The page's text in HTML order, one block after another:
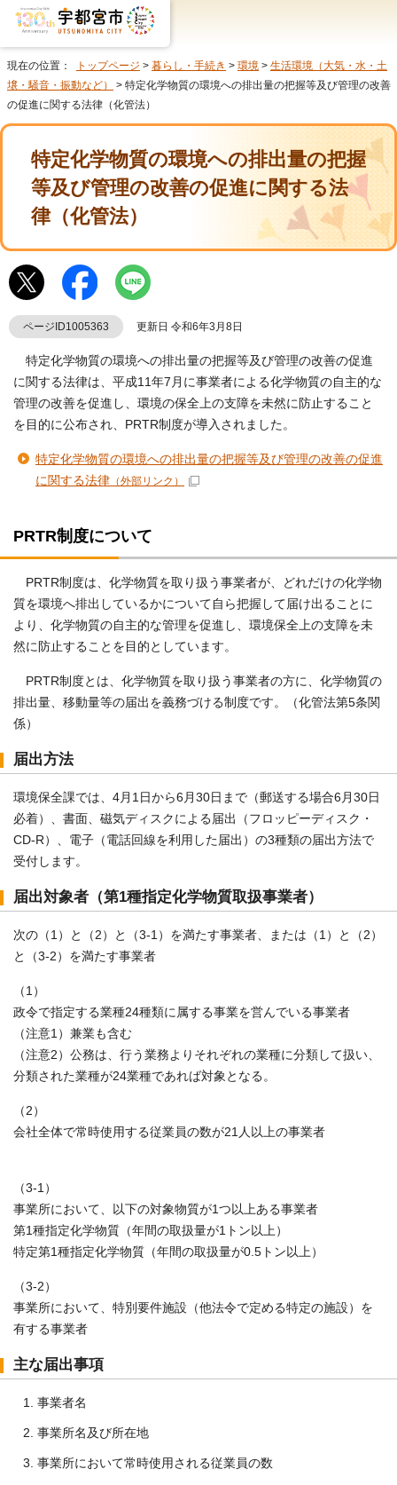
現在の位置： トップページ > 暮らし・手続き > 環境 > 生活環境（大気・水・土
壌・騒音・振動など）
> 特定化学物質の環境への排出量の把握等及び管理の改善
の促進に関する法律（化管法）
特定化学物質の環境への排出量の把握
等及び管理の改善の促進に関する法
律（化管法）
ページID1005363 更新日 令和6年3月8日
特定化学物質の環境への排出量の把握等及び管理の改善の促進
に関する法律は、平成11年7月に事業者による化学物質の自主的な
管理の改善を促進し、環境の保全上の支障を未然に防止すること
を目的に公布され、PRTR制度が導入されました。
特定化学物質の環境への排出量の把握等及び管理の改善の促進
に関する法律 （外部リンク）
PRTR制度について
PRTR制度は、化学物質を取り扱う事業者が、どれだけの化学物
質を環境へ排出しているかについて自ら把握して届け出ることに
より、化学物質の自主的な管理を促進し、環境保全上の支障を未
然に防止することを目的としています。
PRTR制度とは、化学物質を取り扱う事業者の方に、化学物質の
排出量、移動量等の届出を義務づける制度です。（化管法第5条関
係）
届出方法
環境保全課では、4月1日から6月30日まで（郵送する場合6月30日
必着）、書面、磁気ディスクによる届出（フロッピーディスク・
CD-R）、電子（電話回線を利用した届出）の3種類の届出方法で
受付します。
届出対象者（第1種指定化学物質取扱事業者）
次の（1）と（2）と（3-1）を満たす事業者、または（1）と（2）
と（3-2）を満たす事業者
（1）
政令で指定する業種24種類に属する事業を営んでいる事業者
（注意1）兼業も含む
（注意2）公務は、行う業務よりそれぞれの業種に分類して扱い、
分類された業種が24業種であれば対象となる。
（2）
会社全体で常時使用する従業員の数が21人以上の事業者
（3-1）
事業所において、以下の対象物質が1つ以上ある事業者
第1種指定化学物質（年間の取扱量が1トン以上）
特定第1種指定化学物質（年間の取扱量が0.5トン以上）
（3-2）
事業所において、特別要件施設（他法令で定める特定の施設）を
有する事業者
主な届出事項
事業者名
事業所名及び所在地
事業所において常時使用される従業員の数